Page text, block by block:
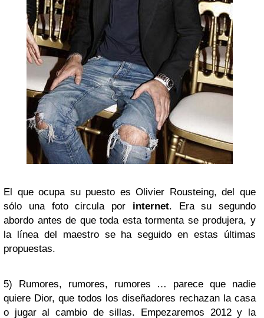
El que ocupa su puesto es Olivier Rousteing, del que
sólo una foto circula por internet. Era su segundo
abordo antes de que toda esta tormenta se produjera, y
la línea del maestro se ha seguido en estas últimas
propuestas.
5) Rumores, rumores, rumores … parece que nadie
quiere Dior, que todos los diseñadores rechazan la casa
o jugar al cambio de sillas. Empezaremos 2012 y la